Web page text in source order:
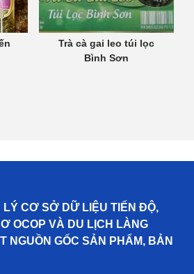
Trà cà gai leo túi lọc
Bình Sơn
LÝ CƠ SỞ DỮ LIỆU TIẾN ĐỘ,
OCOP VÀ DU LỊCH LÀNG
NGUỒN GỐC SẢN PHẨM, BẢN